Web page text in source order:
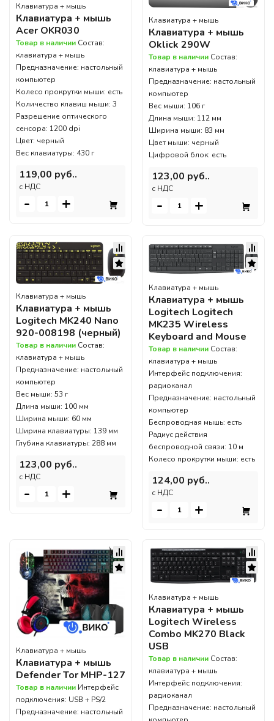
Клавиатура + мышь
Клавиатура + мышь
Acer OKR030
Товар в наличии Состав:
клавиатура + мышь
Предназначение: настольный
компьютер
Колесо прокрутки мыши: есть
Количество клавиш мыши: 3
Разрешение оптического
сенсора: 1200 dpi
Цвет: черный
Вес клавиатуры: 430 г
119,00 руб..
c НДС
- +
Клавиатура + мышь
Клавиатура + мышь
Oklick 290W
Товар в наличии Состав:
клавиатура + мышь
Предназначение: настольный
компьютер
Вес мыши: 106 г
Длина мыши: 112 мм
Ширина мыши: 83 мм
Цвет мыши: черный
Цифровой блок: есть
123,00 руб..
c НДС
- +
Клавиатура + мышь
Клавиатура + мышь
Logitech MK240 Nano
920-008198 (черный)
Товар в наличии Состав:
клавиатура + мышь
Предназначение: настольный
компьютер
Вес мыши: 53 г
Длина мыши: 100 мм
Ширина мыши: 60 мм
Ширина клавиатуры: 139 мм
Глубина клавиатуры: 288 мм
123,00 руб..
c НДС
- +
Клавиатура + мышь
Клавиатура + мышь
Logitech Logitech
MK235 Wireless
Keyboard and Mouse
Товар в наличии Состав:
клавиатура + мышь
Интерфейс подключения:
радиоканал
Предназначение: настольный
компьютер
Беспроводная мышь: есть
Радиус действия
беспроводной связи: 10 м
Колесо прокрутки мыши: есть
124,00 руб..
c НДС
- +
Клавиатура + мышь
Клавиатура + мышь
Defender Tor MHP-127
Товар в наличии Интерфейс
подключения: USB + PS/2
Предназначение: настольный
Клавиатура + мышь
Клавиатура + мышь
Logitech Wireless
Combo MK270 Black
USB
Товар в наличии Состав:
клавиатура + мышь
Интерфейс подключения:
радиоканал
Предназначение: настольный